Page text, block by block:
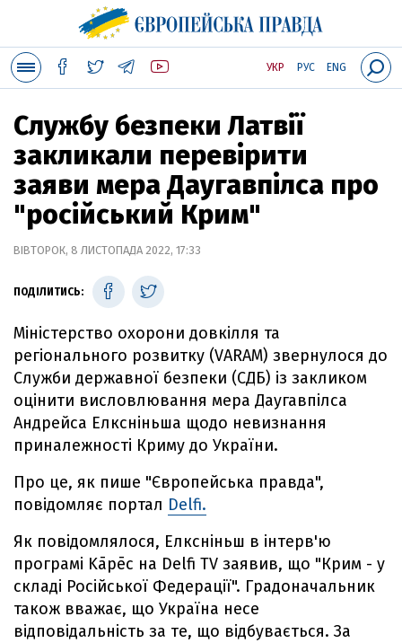
УКР РУС ENG
Службу безпеки Латвії
закликали перевірити
заяви мера Даугавпілса про
"російський Крим"
ВІВТОРОК, 8 ЛИСТОПАДА 2022, 17:33
ПОДІЛИТИСЬ:
Міністерство охорони довкілля та
регіонального розвитку (VARAM) звернулося до
Служби державної безпеки (СДБ) із закликом
оцінити висловлювання мера Даугавпілса
Андрейса Елксніньша щодо невизнання
приналежності Криму до України.
Про це, як пише "Європейська правда",
повідомляє портал Delfi.
Як повідомлялося, Елксніньш в інтерв'ю
програмі Kāpēc на Delfi TV заявив, що "Крим - у
складі Російської Федерації". Градоначальник
також вважає, що Україна несе
відповідальність за те, що відбувається. За